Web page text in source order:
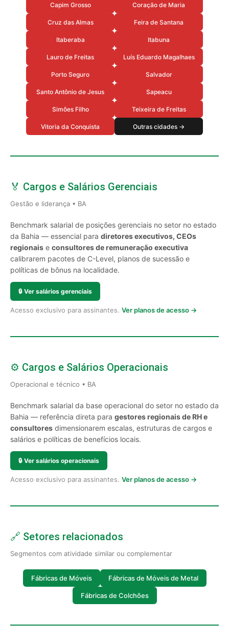
Capim Grosso Coração de Maria
Cruz das Almas Feira de Santana
Itaberaba Itabuna
Lauro de Freitas Luís Eduardo Magalhaes
Porto Seguro Salvador
Santo Antônio de Jesus Sapeacu
Simões Filho Teixeira de Freitas
Vitoria da Conquista Outras cidades →
🏅 Cargos e Salários Gerenciais
Gestão e liderança • BA
Benchmark salarial de posições gerenciais no setor no estado
da Bahia — essencial para diretores executivos, CEOs
regionais e consultores de remuneração executiva
calibrarem pacotes de C-Level, planos de sucessão e
políticas de bônus na localidade.
🔒 Ver salários gerenciais
Acesso exclusivo para assinantes. Ver planos de acesso →
⚙️ Cargos e Salários Operacionais
Operacional e técnico • BA
Benchmark salarial da base operacional do setor no estado da
Bahia — referência direta para gestores regionais de RH e
consultores dimensionarem escalas, estruturas de cargos e
salários e políticas de benefícios locais.
🔒 Ver salários operacionais
Acesso exclusivo para assinantes. Ver planos de acesso →
🔗 Setores relacionados
Segmentos com atividade similar ou complementar
Fábricas de Móveis Fábricas de Móveis de Metal
Fábricas de Colchões